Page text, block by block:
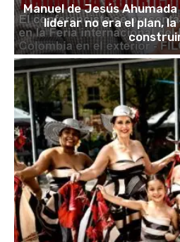
Manuel de Jesús Ahumada
liderar no era el plan,